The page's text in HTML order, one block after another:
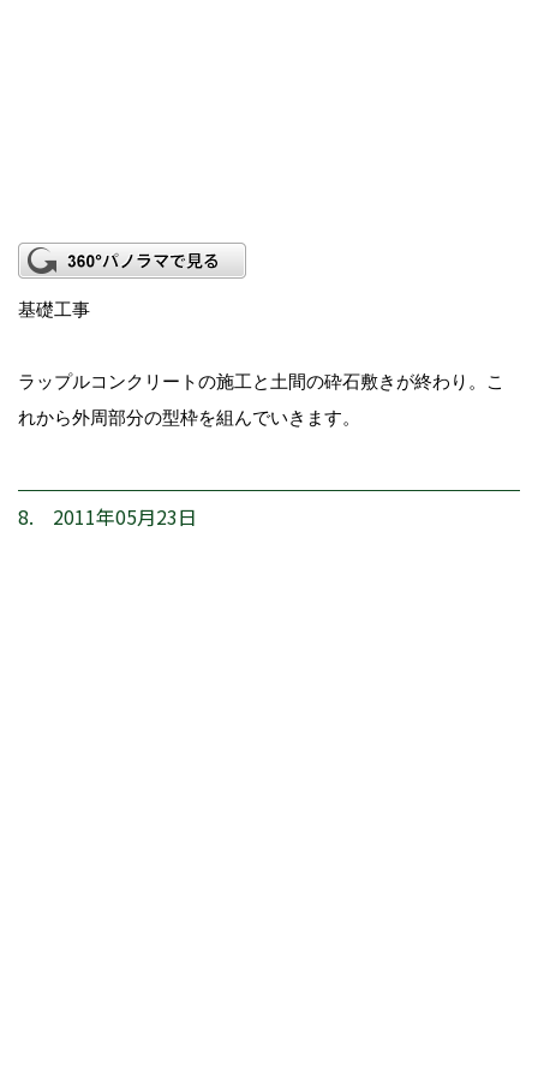
基礎工事
ラップルコンクリートの施工と土間の砕石敷きが終わり。こ
れから外周部分の型枠を組んでいきます。
8. 2011年05月23日